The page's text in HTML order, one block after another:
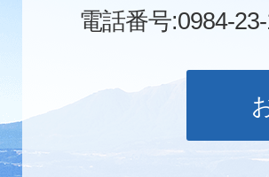
電話番号:0984-